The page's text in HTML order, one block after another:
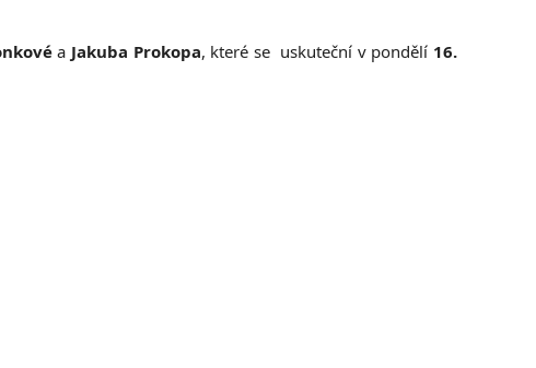
a Jakuba Prokopa, které se uskuteční v pondělí 16.